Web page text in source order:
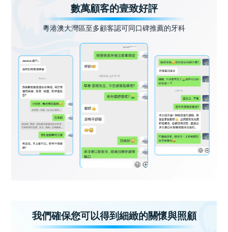
數萬顧客的壹致好評
粵港澳大灣區至多顧客認可同口碑推薦的牙科
我們確保您可以得到細緻的關懷與照顧